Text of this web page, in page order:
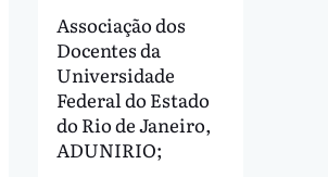
Associação dos
Docentes da
Universidade
Federal do Estado
do Rio de Janeiro,
ADUNIRIO;